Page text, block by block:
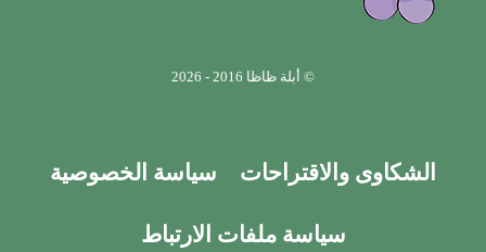
© أبلة ظاظا 2016 - 2026
الشكاوى والاقتراحات سياسة الخصوصية
سياسة ملفات الارتباط